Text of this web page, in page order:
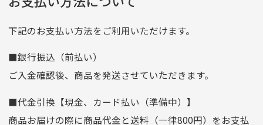
[…]
支店名
和歌山支店
口座種別
普通
口座番号
0255557
口座名義
株式会社一条
下記のお支払い方法をご利用いただけます。
■銀行振込（前払い）
ご入金確認後、商品を発送させていただきます。
■代金引換【現金、カード払い（準備中）】
商品お届けの際に商品代金と送料（一律800円）をお支払